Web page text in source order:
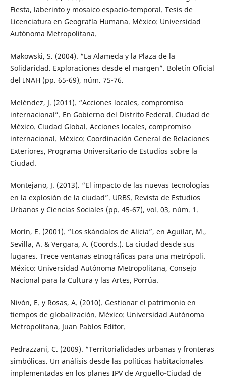
Fiesta, laberinto y mosaico espacio-temporal. Tesis de
Licenciatura en Geografía Humana. México: Universidad
Autónoma Metropolitana.
Makowski, S. (2004). “La Alameda y la Plaza de la
Solidaridad. Exploraciones desde el margen”. Boletín Oficial
del INAH (pp. 65-69), núm. 75-76.
Meléndez, J. (2011). “Acciones locales, compromiso
internacional”. En Gobierno del Distrito Federal. Ciudad de
México. Ciudad Global. Acciones locales, compromiso
internacional. México: Coordinación General de Relaciones
Exteriores, Programa Universitario de Estudios sobre la
Ciudad.
Montejano, J. (2013). “El impacto de las nuevas tecnologías
en la explosión de la ciudad”. URBS. Revista de Estudios
Urbanos y Ciencias Sociales (pp. 45-67), vol. 03, núm. 1.
Morín, E. (2001). “Los skándalos de Alicia”, en Aguilar, M.,
Sevilla, A. & Vergara, A. (Coords.). La ciudad desde sus
lugares. Trece ventanas etnográficas para una metrópoli.
México: Universidad Autónoma Metropolitana, Consejo
Nacional para la Cultura y las Artes, Porrúa.
Nivón, E. y Rosas, A. (2010). Gestionar el patrimonio en
tiempos de globalización. México: Universidad Autónoma
Metropolitana, Juan Pablos Editor.
Pedrazzani, C. (2009). “Territorialidades urbanas y fronteras
simbólicas. Un análisis desde las políticas habitacionales
implementadas en los planes IPV de Arguello-Ciudad de